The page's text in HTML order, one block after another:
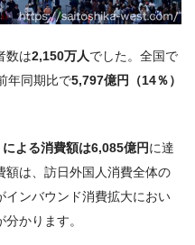
数は2,150万人でした。全国で
年同期比で5,797億円（14％）
よる消費額は6,085億円に達
額は、訪日外国人消費全体の
インバウンド消費拡大におい
かります。